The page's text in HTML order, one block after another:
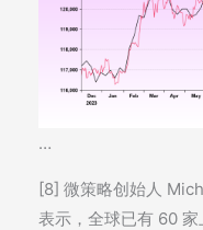
…
[8] 微策略创始人
表示，全球已有 60